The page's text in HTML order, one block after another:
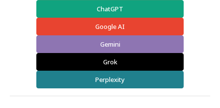
ChatGPT
Google AI
Gemini
Grok
Perplexity